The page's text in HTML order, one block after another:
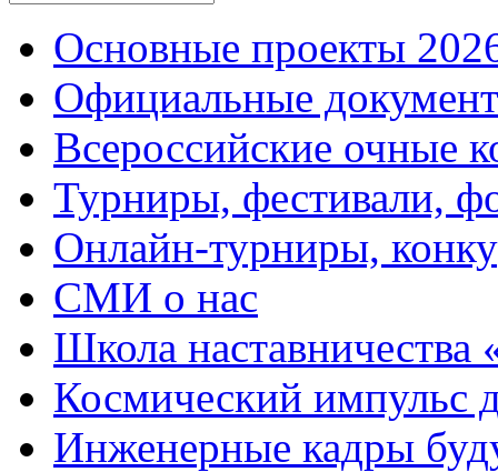
Основные проекты
Официальные
Всероссийские очные
Турниры, фестивали,
Онлайн-турниры,
СМИ о нас
Школа
Космический импульс
Инженерные кадры